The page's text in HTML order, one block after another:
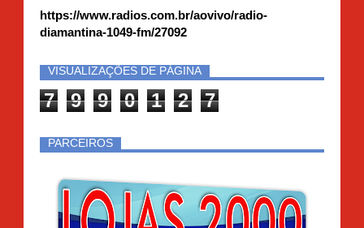
https://www.radios.com.br/aovivo/radio-
diamantina-1049-fm/27092
VISUALIZAÇÕES DE PÁGINA
7 9 9 0 1 2 7
PARCEIROS